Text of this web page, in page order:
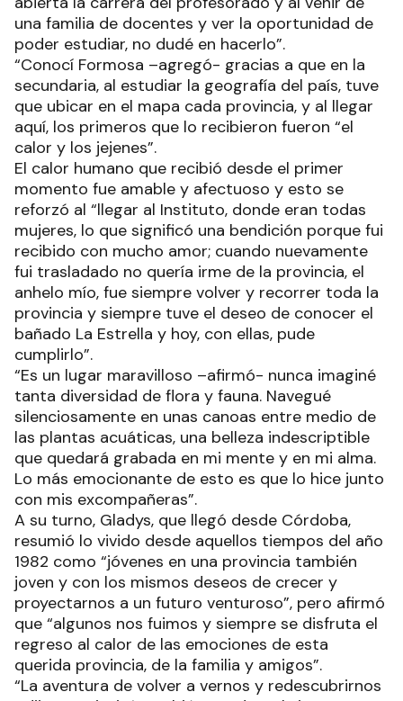
una familia de docentes y ver la oportunidad de
poder estudiar, no dudé en hacerlo”.
“Conocí Formosa –agregó- gracias a que en la
secundaria, al estudiar la geografía del país, tuve
que ubicar en el mapa cada provincia, y al llegar
aquí, los primeros que lo recibieron fueron “el
calor y los jejenes”.
El calor humano que recibió desde el primer
momento fue amable y afectuoso y esto se
reforzó al “llegar al Instituto, donde eran todas
mujeres, lo que significó una bendición porque fui
recibido con mucho amor; cuando nuevamente
fui trasladado no quería irme de la provincia, el
anhelo mío, fue siempre volver y recorrer toda la
provincia y siempre tuve el deseo de conocer el
bañado La Estrella y hoy, con ellas, pude
cumplirlo”.
“Es un lugar maravilloso –afirmó- nunca imaginé
tanta diversidad de flora y fauna. Navegué
silenciosamente en unas canoas entre medio de
las plantas acuáticas, una belleza indescriptible
que quedará grabada en mi mente y en mi alma.
Lo más emocionante de esto es que lo hice junto
con mis excompañeras”.
A su turno, Gladys, que llegó desde Córdoba,
resumió lo vivido desde aquellos tiempos del año
1982 como “jóvenes en una provincia también
joven y con los mismos deseos de crecer y
proyectarnos a un futuro venturoso”, pero afirmó
que “algunos nos fuimos y siempre se disfruta el
regreso al calor de las emociones de esta
querida provincia, de la familia y amigos”.
“La aventura de volver a vernos y redescubrirnos